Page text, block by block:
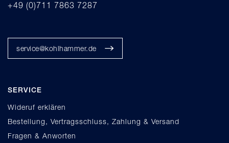
+49 (0)711 7863 7287
service@kohlhammer.de
SERVICE
Wideruf erklären
Bestellung, Vertragsschluss, Zahlung & Versand
Fragen & Anworten